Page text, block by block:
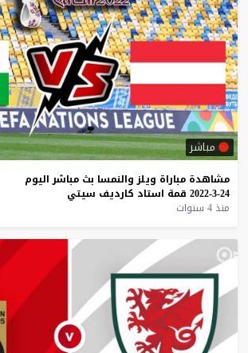
مباشر
مشاهدة مباراة ويلز والنمسا بث مباشر اليوم
24-3-2022
قمة استاد كارديف سيتي
منذ 4 سنوات